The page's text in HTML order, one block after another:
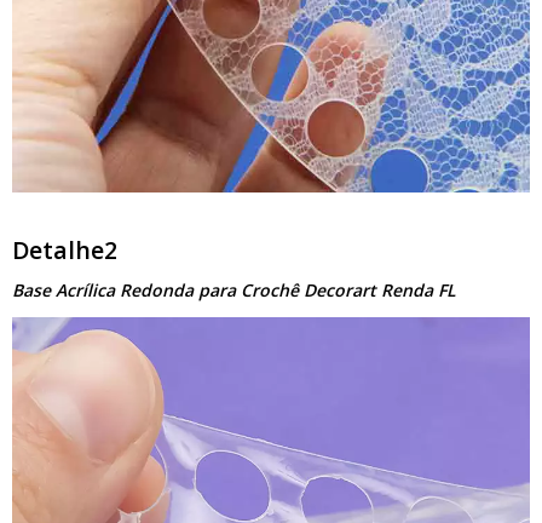
Detalhe2
Base Acrílica Redonda para Crochê Decorart Renda FL